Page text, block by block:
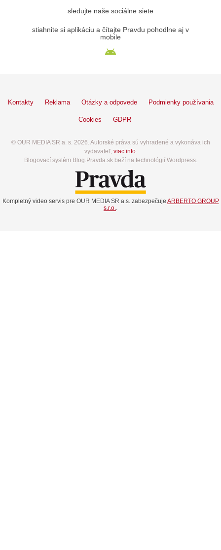
sledujte naše sociálne siete
stiahnite si aplikáciu a čítajte Pravdu pohodlne aj v
mobile
Kontakty Reklama Otázky a odpovede Podmienky používania
Cookies GDPR
© OUR MEDIA SR a. s. 2026. Autorské práva sú vyhradené a vykonáva ich
vydavateľ, viac info.
Blogovací systém Blog.Pravda.sk beží na technológií Wordpress.
Kompletný video servis pre OUR MEDIA SR a.s. zabezpečuje ARBERTO GROUP
s.r.o..